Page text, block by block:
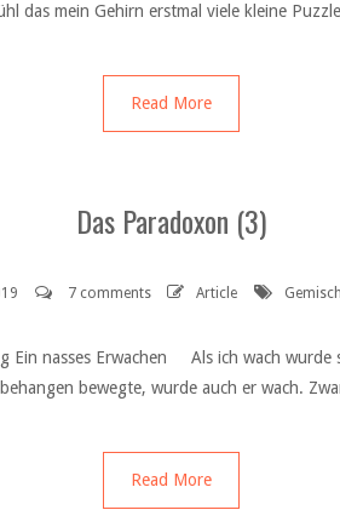
das mein Gehirn erstmal viele kleine
Read More
Das Paradoxon (3)
7 comments Article
nasses Erwachen Als ich wach wurde
bewegte, wurde auch er wach.
Read More